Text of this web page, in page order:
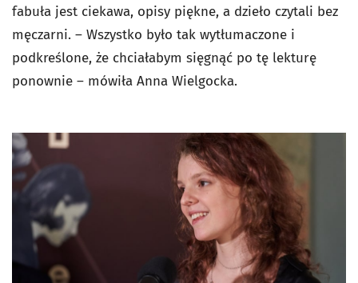
fabuła jest ciekawa, opisy piękne, a dzieło czytali bez
męczarni. – Wszystko było tak wytłumaczone i
podkreślone, że chciałabym sięgnąć po tę lekturę
ponownie – mówiła Anna Wielgocka.